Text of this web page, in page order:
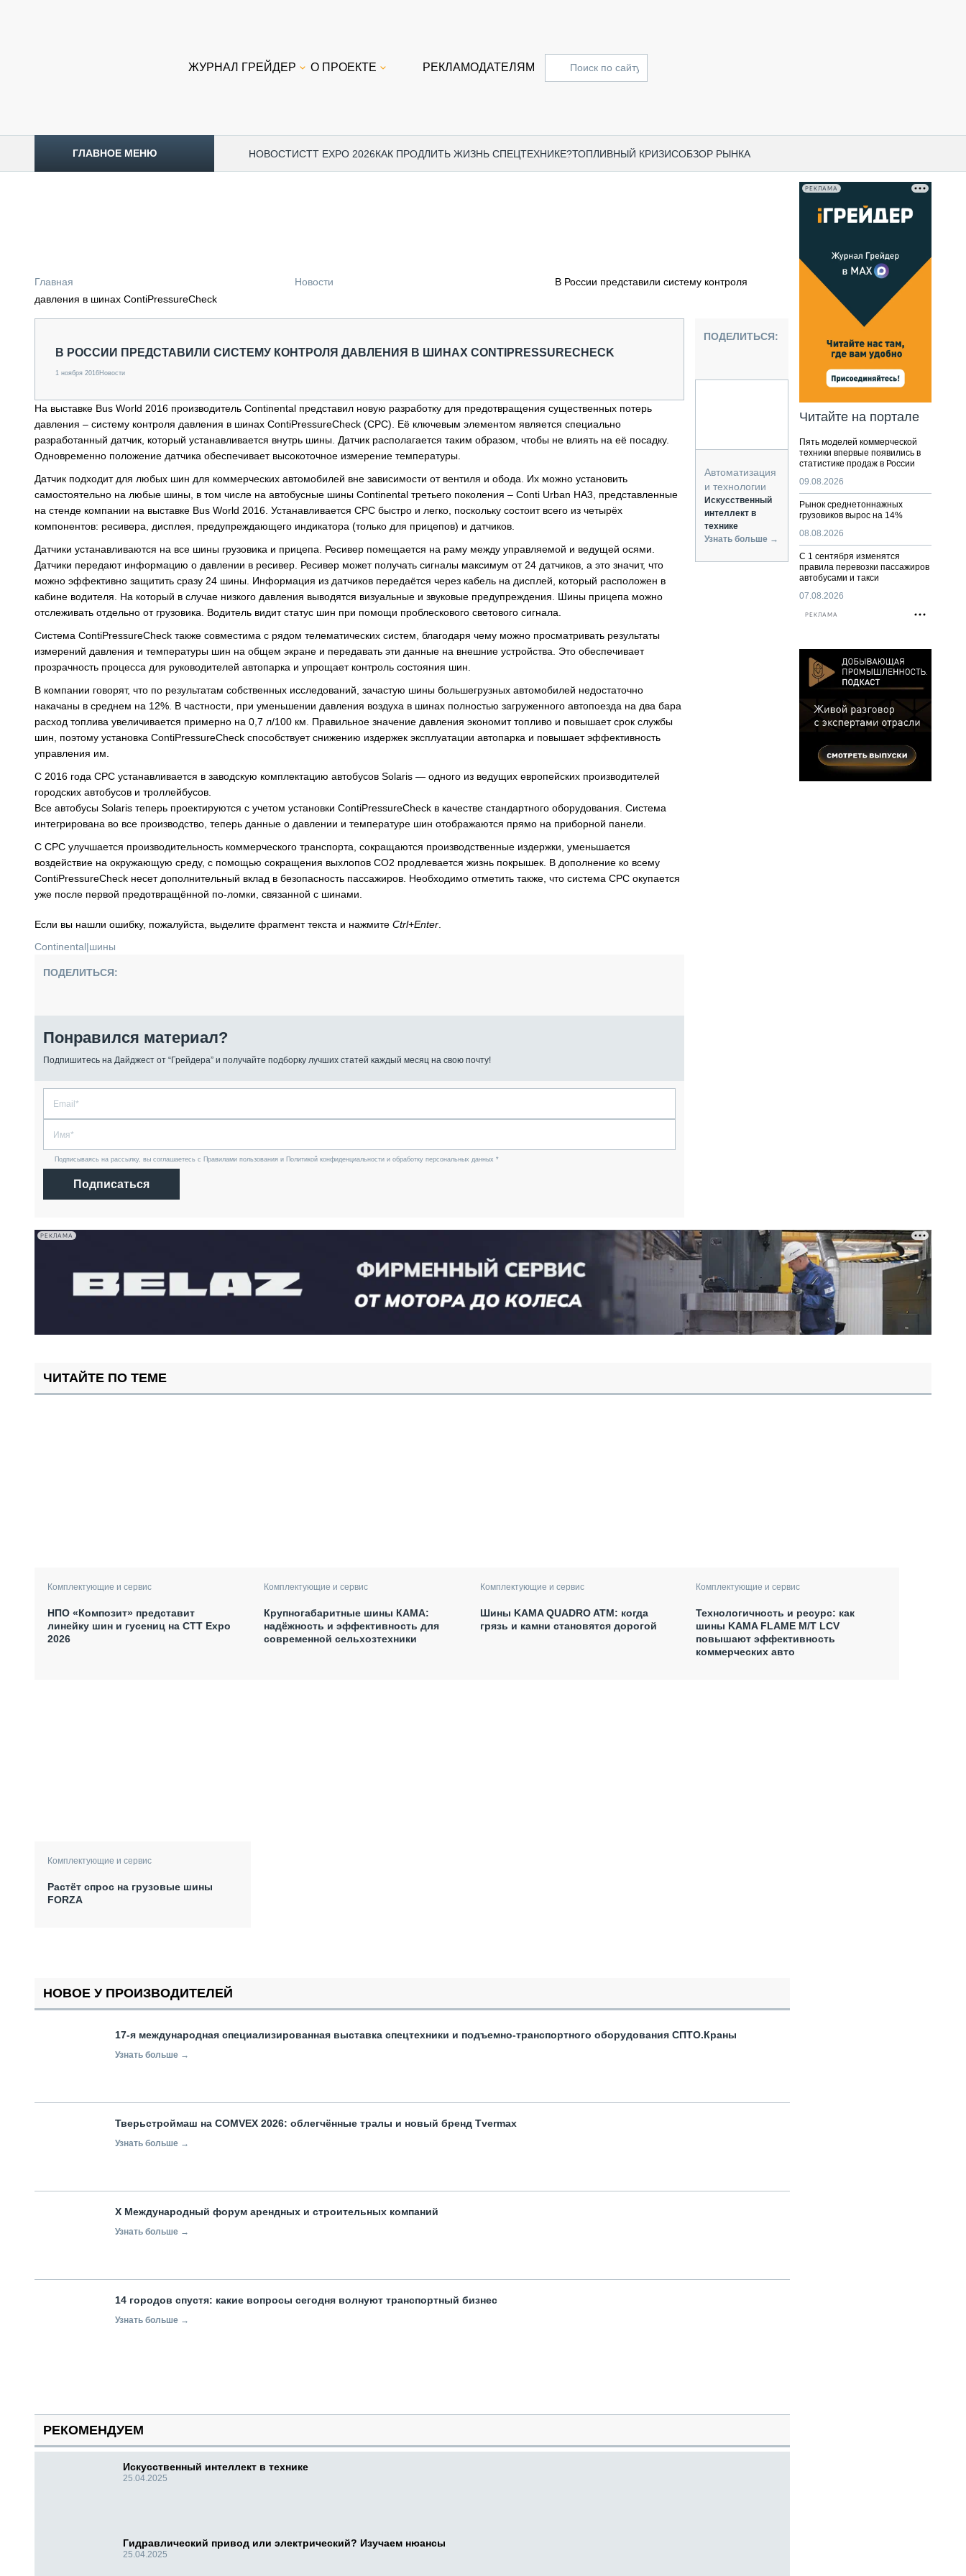
ЖУРНАЛ ГРЕЙДЕР О ПРОЕКТЕ РЕКЛАМОДАТЕЛЯМ
ГЛАВНОЕ МЕНЮ НОВОСТИCTT EXPO 2026КАК ПРОДЛИТЬ ЖИЗНЬ СПЕЦТЕХНИКЕ?ТОПЛИВНЫЙ КРИЗИСОБЗОР РЫНКА
ОБЗОР РЫНКА
ГРУЗОПЕРЕВОЗКИ
ИСПЫТАТЕЛИ
ТЕХНОЛОГИИ
ДОРОЖНАЯ ИНДУСТРИЯ
СЕРВИСМЕНЫ
ПОДЪЁМНАЯ ТЕХНИКА
ПАССАЖИРСКИЙ ТРАНСПОРТ
КАРЬЕРНАЯ ТЕХНИКА
ЛОГИСТИКА И СКЛАД
АВТОМАТИЗАЦИЯ И ТЕХНОЛОГИИ
Главная Новости
В России представили систему контроля
давления в шинах ContiPressureCheck
В РОССИИ ПРЕДСТАВИЛИ СИСТЕМУ КОНТРОЛЯ ДАВЛЕНИЯ В ШИНАХ CONTIPRESSURECHECK
1 ноября 2016Новости
На выставке Bus World 2016 производитель Continental представил новую разработку для предотвращения существенных потерь
давления – систему контроля давления в шинах ContiPressureCheck (CPC). Её ключевым элементом является специально
разработанный датчик, который устанавливается внутрь шины. Датчик располагается таким образом, чтобы не влиять на её посадку.
Одновременно положение датчика обеспечивает высокоточное измерение температуры.
Датчик подходит для любых шин для коммерческих автомобилей вне зависимости от вентиля и обода. Их можно установить
самостоятельно на любые шины, в том числе на автобусные шины Continental третьего поколения – Conti Urban HA3, представленные
на стенде компании на выставке Bus World 2016. Устанавливается CPC быстро и легко, поскольку состоит всего из четырёх
компонентов: ресивера, дисплея, предупреждающего индикатора (только для прицепов) и датчиков.
Датчики устанавливаются на все шины грузовика и прицепа. Ресивер помещается на раму между управляемой и ведущей осями.
Датчики передают информацию о давлении в ресивер. Ресивер может получать сигналы максимум от 24 датчиков, а это значит, что
можно эффективно защитить сразу 24 шины. Информация из датчиков передаётся через кабель на дисплей, который расположен в
кабине водителя. На который в случае низкого давления выводятся визуальные и звуковые предупреждения. Шины прицепа можно
отслеживать отдельно от грузовика. Водитель видит статус шин при помощи проблескового светового сигнала.
Система ContiPressureCheck также совместима с рядом телематических систем, благодаря чему можно просматривать результаты
измерений давления и температуры шин на общем экране и передавать эти данные на внешние устройства. Это обеспечивает
прозрачность процесса для руководителей автопарка и упрощает контроль состояния шин.
В компании говорят, что по результатам собственных исследований, зачастую шины большегрузных автомобилей недостаточно
накачаны в среднем на 12%. В частности, при уменьшении давления воздуха в шинах полностью загруженного автопоезда на два бара
расход топлива увеличивается примерно на 0,7 л/100 км. Правильное значение давления экономит топливо и повышает срок службы
шин, поэтому установка ContiPressureCheck способствует снижению издержек эксплуатации автопарка и повышает эффективность
управления им.
С 2016 года CPC устанавливается в заводскую комплектацию автобусов Solaris — одного из ведущих европейских производителей
городских автобусов и троллейбусов.
Все автобусы Solaris теперь проектируются с учетом установки ContiPressureCheck в качестве стандартного оборудования. Система
интегрирована во все производство, теперь данные о давлении и температуре шин отображаются прямо на приборной панели.
С CPC улучшается производительность коммерческого транспорта, сокращаются производственные издержки, уменьшается
воздействие на окружающую среду, с помощью сокращения выхлопов CO2 продлевается жизнь покрышек. В дополнение ко всему
ContiPressureCheck несет дополнительный вклад в безопасность пассажиров. Необходимо отметить также, что система CPC окупается
уже после первой предотвращённой по-ломки, связанной с шинами.
Если вы нашли ошибку, пожалуйста, выделите фрагмент текста и нажмите Ctrl+Enter
Continental|шины
ПОДЕЛИТЬСЯ:
Понравился материал?
Подпишитесь на Дайджест от “Грейдера” и получайте подборку лучших статей каждый месяц на свою почту!
Подписываясь на рассылку, вы соглашаетесь с Правилами пользования и Политикой конфиденциальности и обработку персональных данных *
Подписаться
ПОДЕЛИТЬСЯ:
Автоматизация
и технологии
Искусственный
интеллект в
технике
Узнать больше →
РЕКЛАМА
Читайте на портале
Пять моделей коммерческой
техники впервые появились в
статистике продаж в России
09.08.2026
Рынок среднетоннажных
грузовиков вырос на 14%
08.08.2026
С 1 сентября изменятся
правила перевозки пассажиров
автобусами и такси
07.08.2026
РЕКЛАМА
РЕКЛАМА
ЧИТАЙТЕ ПО ТЕМЕ
Комплектующие и сервис
НПО «Композит» представит
линейку шин и гусениц на СТТ Expo
2026
Комплектующие и сервис
Крупногабаритные шины КАМА:
надёжность и эффективность для
современной сельхозтехники
Комплектующие и сервис
Шины KAMA QUADRO ATM: когда
грязь и камни становятся дорогой
Комплектующие и сервис
Технологичность и ресурс: как
шины KAMA FLAME M/T LCV
повышают эффективность
коммерческих авто
Комплектующие и сервис
Растёт спрос на грузовые шины
FORZA
НОВОЕ У ПРОИЗВОДИТЕЛЕЙ
17-я международная специализированная выставка спецтехники и подъемно-транспортного оборудования СПТО.Краны
Узнать больше →
Тверьстроймаш на COMVEX 2026: облегчённые тралы и новый бренд Tvermax
Узнать больше →
X Международный форум арендных и строительных компаний
Узнать больше →
14 городов спустя: какие вопросы сегодня волнуют транспортный бизнес
Узнать больше →
РЕКОМЕНДУЕМ
Искусственный интеллект в технике
25.04.2025
Гидравлический привод или электрический? Изучаем нюансы
25.04.2025